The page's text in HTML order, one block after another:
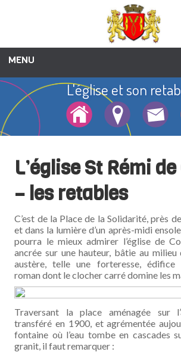
MENU
Mairie
Urbanisme
Enfance-jeunesse
Economie
Culture et patrimoine
A la découverte de Courlay
Musée école de la Tour Nivelle
La seigneurie de Pont Courlay
Le Logis de L'Audouinière
L'église et son retable
Ernest Pérochon
La petite église
La vieille cure et le presbytère
Le Pied du Roy
Le train à Courlay
Vie associative
Social et santé
Galerie photos
Annuaire
Animations
Liens utiles
L'église et son
L’église St Rémi
– les retables
C’est de la Place de la Solidarité, près
et dans la lumière d’un après-midi
pourra le mieux admirer l’église de
ancrée sur une hauteur, bâtie au
austère, telle une forteresse, édifice
roman dont le clocher carré domine les
Traversant la place aménagée sur
transféré en 1900, et agrémentée
fontaine où l’eau tombe en cascades
granit, il faut remarquer :